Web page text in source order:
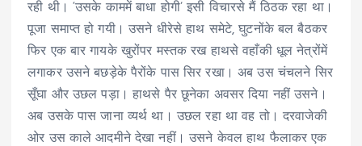
रही थी। ‘उसके काममें बाधा होगी’ इसी विचारसे मैं ठिठक रहा था।
पूजा समाप्त हो गयी। उसने धीरेसे हाथ समेटे, घुटनोंके बल बैठकर
फिर एक बार गायके खुरोंपर मस्तक रख हाथसे वहाँकी धूल नेत्रोंमें
लगाकर उसने बछड़ेके पैरोंके पास सिर रखा। अब उस चंचलने सिर
सूँघा और उछल पड़ा। हाथसे पैर छूनेका अवसर दिया नहीं उसने।
अब उसके पास जाना व्यर्थ था। उछल रहा था वह तो। दरवाजेकी
ओर उस काले आदमीने देखा नहीं। उसने केवल हाथ फैलाकर एक